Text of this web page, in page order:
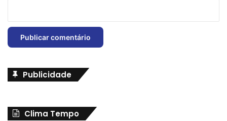
Publicidade
Clima Tempo